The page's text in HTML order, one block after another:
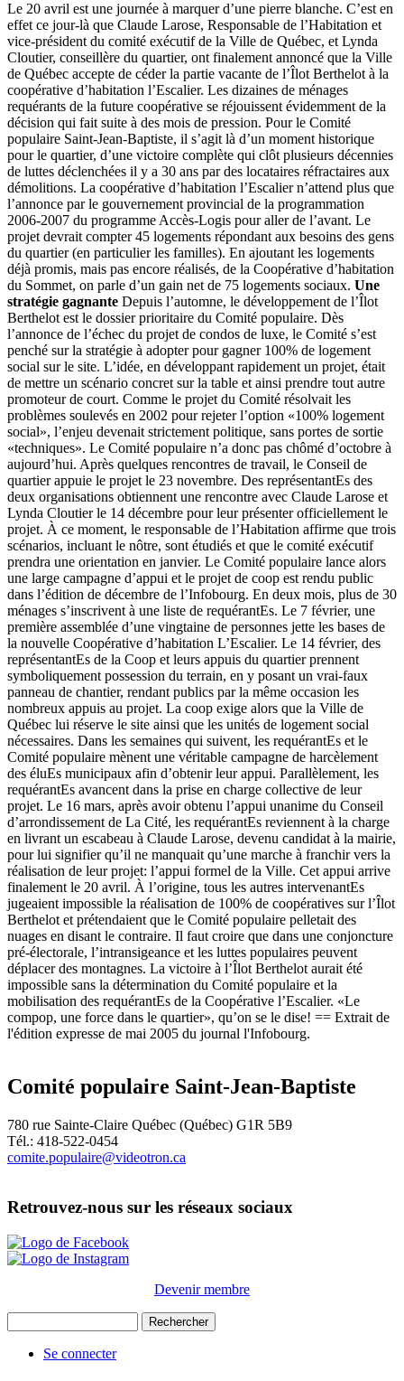
Le 20 avril est une journée à marquer d’une pierre blanche. C’est en
effet ce jour-là que Claude Larose, Responsable de l’Habitation et
vice-président du comité exécutif de la Ville de Québec, et Lynda
Cloutier, conseillère du quartier, ont finalement annoncé que la Ville
de Québec accepte de céder la partie vacante de l’Îlot Berthelot à la
coopérative d’habitation l’Escalier. Les dizaines de ménages
requérants de la future coopérative se réjouissent évidemment de la
décision qui fait suite à des mois de pression. Pour le Comité
populaire Saint-Jean-Baptiste, il s’agit là d’un moment historique
pour le quartier, d’une victoire complète qui clôt plusieurs décennies
de luttes déclenchées il y a 30 ans par des locataires réfractaires aux
démolitions. La coopérative d’habitation l’Escalier n’attend plus que
l’annonce par le gouvernement provincial de la programmation
2006-2007 du programme Accès-Logis pour aller de l’avant. Le
projet devrait compter 45 logements répondant aux besoins des gens
du quartier (en particulier les familles). En ajoutant les logements
déjà promis, mais pas encore réalisés, de la Coopérative d’habitation
du Sommet, on parle d’un gain net de 75 logements sociaux. Une
stratégie gagnante Depuis l’automne, le développement de l’Îlot
Berthelot est le dossier prioritaire du Comité populaire. Dès
l’annonce de l’échec du projet de condos de luxe, le Comité s’est
penché sur la stratégie à adopter pour gagner 100% de logement
social sur le site. L’idée, en développant rapidement un projet, était
de mettre un scénario concret sur la table et ainsi prendre tout autre
promoteur de court. Comme le projet du Comité résolvait les
problèmes soulevés en 2002 pour rejeter l’option «100% logement
social», l’enjeu devenait strictement politique, sans portes de sortie
«techniques». Le Comité populaire n’a donc pas chômé d’octobre à
aujourd’hui. Après quelques rencontres de travail, le Conseil de
quartier appuie le projet le 23 novembre. Des représentantEs des
deux organisations obtiennent une rencontre avec Claude Larose et
Lynda Cloutier le 14 décembre pour leur présenter officiellement le
projet. À ce moment, le responsable de l’Habitation affirme que trois
scénarios, incluant le nôtre, sont étudiés et que le comité exécutif
prendra une orientation en janvier. Le Comité populaire lance alors
une large campagne d’appui et le projet de coop est rendu public
dans l’édition de décembre de l’Infobourg. En deux mois, plus de 30
ménages s’inscrivent à une liste de requérantEs. Le 7 février, une
première assemblée d’une vingtaine de personnes jette les bases de
la nouvelle Coopérative d’habitation L’Escalier. Le 14 février, des
représentantEs de la Coop et leurs appuis du quartier prennent
symboliquement possession du terrain, en y posant un vrai-faux
panneau de chantier, rendant publics par la même occasion les
nombreux appuis au projet. La coop exige alors que la Ville de
Québec lui réserve le site ainsi que les unités de logement social
nécessaires. Dans les semaines qui suivent, les requérantEs et le
Comité populaire mènent une véritable campagne de harcèlement
des éluEs municipaux afin d’obtenir leur appui. Parallèlement, les
requérantEs avancent dans la prise en charge collective de leur
projet. Le 16 mars, après avoir obtenu l’appui unanime du Conseil
d’arrondissement de La Cité, les requérantEs reviennent à la charge
en livrant un escabeau à Claude Larose, devenu candidat à la mairie,
pour lui signifier qu’il ne manquait qu’une marche à franchir vers la
réalisation de leur projet: l’appui formel de la Ville. Cet appui arrive
finalement le 20 avril. À l’origine, tous les autres intervenantEs
jugeaient impossible la réalisation de 100% de coopératives sur l’Îlot
Berthelot et prétendaient que le Comité populaire pelletait des
nuages en disant le contraire. Il faut croire que dans une conjoncture
pré-électorale, l’intransigeance et les luttes populaires peuvent
déplacer des montagnes. La victoire à l’Îlot Berthelot aurait été
impossible sans la détermination du Comité populaire et la
mobilisation des requérantEs de la Coopérative l’Escalier. «Le
compop, une force dans le quartier», qu’on se le dise! == Extrait de
l'édition expresse de mai 2005 du journal l'Infobourg.
Comité populaire Saint-Jean-Baptiste
780 rue Sainte-Claire Québec (Québec) G1R 5B9
Tél.: 418-522-0454
comite.populaire@videotron.ca
Retrouvez-nous sur les réseaux sociaux
Image
Image
Devenir membre
Rechercher
Se connecter